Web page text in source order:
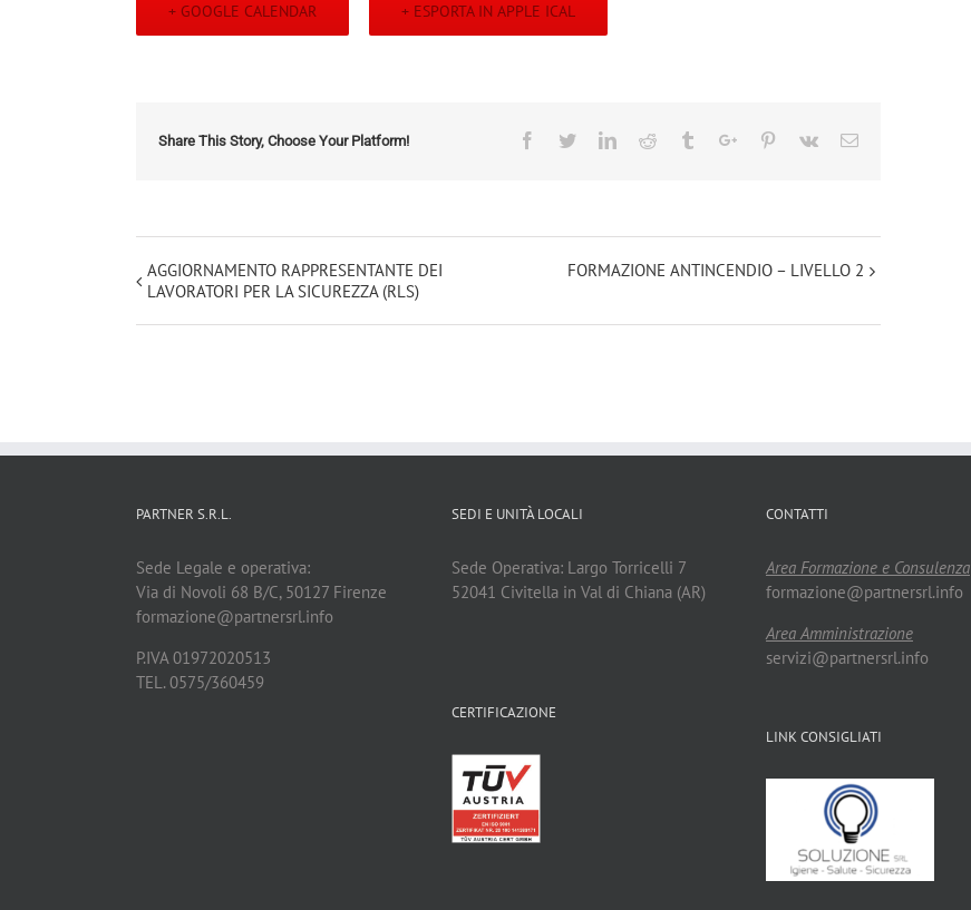
+ GOOGLE CALENDAR + ESPORTA IN APPLE ICAL
Share This Story, Choose Your Platform! Facebook
TwitterLinkedinReddit TumblrGoogle+Pinterest
Vk Email
Evento
Navigation
AGGIORNAMENTO RAPPRESENTANTE DEI
LAVORATORI PER LA SICUREZZA (RLS)
FORMAZIONE ANTINCENDIO – LIVELLO 2
PARTNER S.R.L.
Sede Legale e operativa:
Via di Novoli 68 B/C, 50127 Firenze
formazione@partnersrl.info
P.IVA 01972020513
TEL. 0575/360459
SEDI E UNITÀ LOCALI
Sede Operativa: Largo Torricelli 7
52041 Civitella in Val di Chiana (AR)
CERTIFICAZIONE
CONTATTI
Area Formazione e Consulenza
formazione@partnersrl.info
Area Amministrazione
servizi@partnersrl.info
LINK CONSIGLIATI